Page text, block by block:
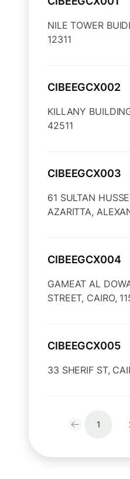
NILE TOWER
12311
CIBEEGCX002
KILLANY
42511
CIBEEGCX003
61 SULTAN
AZARITTA,
CIBEEGCX004
GAMEAT AL
STREET, CAIRO,
CIBEEGCX005
33 SHERIF ST,
1